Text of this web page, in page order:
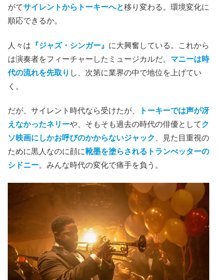
がてサイレントからトーキーへと移り変わる。環境変化に
順応できるか。
人々は 『ジャズ・シンガー』 に大興奮している。これから
は演奏者をフィーチャーしたミュージカルだ。 マニーは時
代の流れを先取り し、次第に業界の中で地位を上げてい
く。
だが、サイレント時代なら受けたが、
トーキーでは声が冴
えなかったネリーや、そもそも過去の時代の俳優としてク
ソ映画にしかお呼びのかからないジャック
、見た目重視の
ために黒人なのに顔に靴墨を塗らされるトランぺッターの
シドニー。みんな時代の変化で痛手を負う。